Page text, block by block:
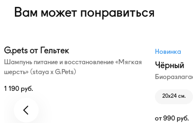
Вам может понравиться
G.pets от Гельтек
Шампунь питание и восстановление «Мягкая
шерсть» (staya х G.Pets)
1 190 руб.
Новинка
Чёрный
20х24 см.
от 990 руб.